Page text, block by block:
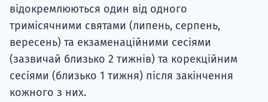
відокремлюються один від одного
тримісячними святами (липень, серпень,
вересень) та екзаменаційними сесіями
(зазвичай близько 2 тижнів) та корекційним
сесіями (близько 1 тижня) після закінчення
кожного з них.